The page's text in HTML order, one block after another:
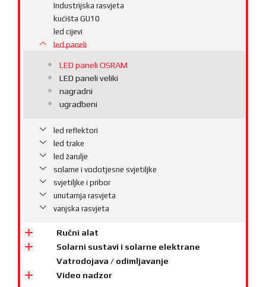
Industrijska rasvjeta
kućišta GU10
led cijevi
led paneli
LED paneli OSRAM
LED paneli veliki
nagradni
ugradbeni
led reflektori
led trake
led žarulje
solarne i vodotjesne svjetiljke
svjetiljke i pribor
unutarnja rasvjeta
vanjska rasvjeta
Ručni alat
Solarni sustavi i solarne elektrane
Vatrodojava / odimljavanje
Video nadzor